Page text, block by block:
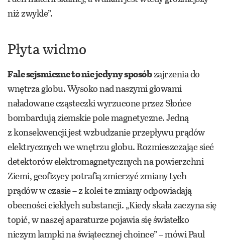
niż zwykle”.
Płyta widmo
Fale sejsmiczne to nie jedyny sposóbzajrzenia do
wnętrza globu. Wysoko nad naszymi głowami
naładowane cząsteczki wyrzucone przez Słońce
bombardują ziemskie pole magnetyczne. Jedną
z konsekwencji jest wzbudzanie przepływu prądów
elektrycznych we wnętrzu globu. Rozmieszczając sieć
detektorów elektromagnetycznych na powierzchni
Ziemi, geofizycy potrafią zmierzyć zmiany tych
prądów w czasie – z kolei te zmiany odpowiadają
obecności ciekłych substancji. „Kiedy skała zaczyna się
topić, w naszej aparaturze pojawia się światełko
niczym lampki na świątecznej choince” – mówi Paul